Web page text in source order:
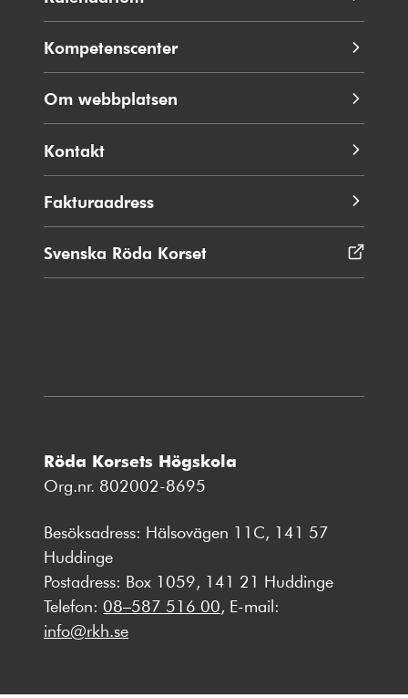
Kompetenscenter
Om webbplatsen
Kontakt
Fakturaadress
Svenska Röda Korset
i
Röda Korsets Högskola
Org.nr. 802002-8695
Besöksadress: Hälsovägen 11C, 141 57
Huddinge
Postadress: Box 1059, 141 21 Huddinge
Telefon: 08–587 516 00, E-mail:
info@rkh.se